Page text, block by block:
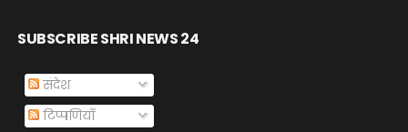
SUBSCRIBE SHRI NEWS 24
संदेश
टिप्पणियाँ